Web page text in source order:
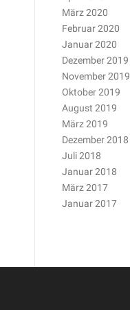
März 2020
Februar 2020
Januar 2020
Dezember 2019
November 2019
Oktober 2019
August 2019
März 2019
Dezember 2018
Juli 2018
Januar 2018
März 2017
Januar 2017